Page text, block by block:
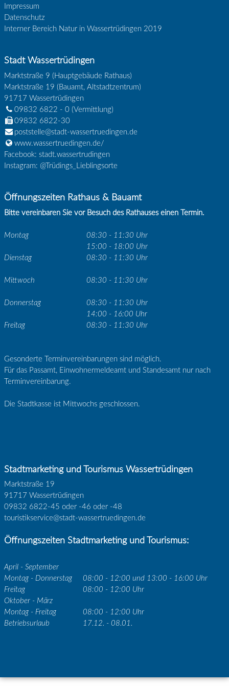
Impressum
Datenschutz
Interner Bereich Natur in Wassertrüdingen 2019
Stadt Wassertrüdingen
Marktstraße 9 (Hauptgebäude Rathaus)
Marktstraße 19 (Bauamt, Altstadtzentrum)
91717 Wassertrüdingen
09832 6822 - 0(Vermittlung)
09832 6822-30
poststelle@stadt-wassertruedingen.de
www.wassertruedingen.de/
Facebook: stadt.wassertrudingen
Instagram: @Trüdings_Lieblingsorte
Öffnungszeiten Rathaus & Bauamt
Bitte vereinbaren Sie vor Besuch des Rathauses einen Termin.
Montag
08:30 - 11:30 Uhr
15:00 - 18:00 Uhr
Dienstag
08:30 - 11:30 Uhr
Mittwoch 08:30 - 11:30 Uhr
Donnerstag
08:30 - 11:30 Uhr
14:00 - 16:00 Uhr
Freitag
08:30 - 11:30 Uhr
Gesonderte Terminvereinbarungen sind möglich.
Für das Passamt, Einwohnermeldeamt und Standesamt nur nach
Terminvereinbarung.
Die Stadtkasse ist Mittwochs geschlossen.
Stadtmarketing und Tourismus Wassertrüdingen
Marktstraße 19
91717 Wassertrüdingen
09832 6822-45 oder -46 oder -48
touristikservice@stadt-wassertruedingen.de
Öffnungszeiten Stadtmarketing und Tourismus:
April - September
Montag - Donnerstag
08:00 - 12:00 und 13:00 - 16:00 Uhr
Freitag
08:00 - 12:00 Uhr
Oktober - März
Montag - Freitag
08:00 - 12:00 Uhr
Betriebsurlaub
17.12. - 08.01.